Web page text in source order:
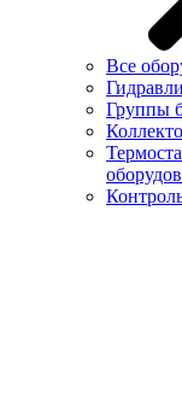
Все
Группы